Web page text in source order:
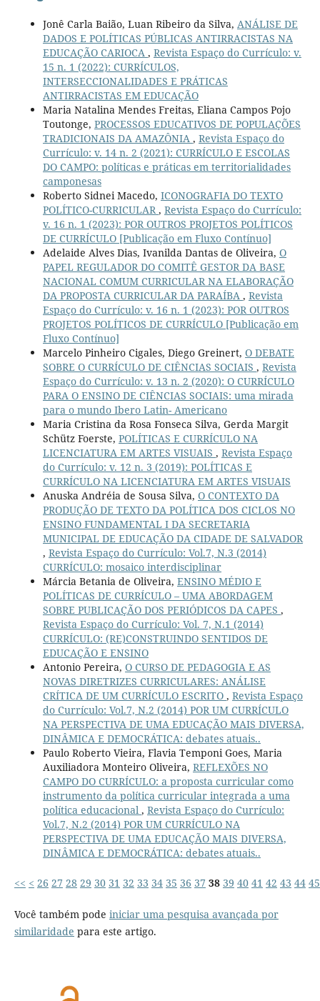
Jonê Carla Baião, Luan Ribeiro da Silva, ANÁLISE DE
DADOS E POLÍTICAS PÚBLICAS ANTIRRACISTAS NA
EDUCAÇÃO CARIOCA , Revista Espaço do Currículo: v.
15 n. 1 (2022): CURRÍCULOS,
INTERSECCIONALIDADES E PRÁTICAS
ANTIRRACISTAS EM EDUCAÇÃO
Maria Natalina Mendes Freitas, Eliana Campos Pojo
Toutonge, PROCESSOS EDUCATIVOS DE POPULAÇÕES
TRADICIONAIS DA AMAZÔNIA , Revista Espaço do
Currículo: v. 14 n. 2 (2021): CURRÍCULO E ESCOLAS
DO CAMPO: políticas e práticas em territorialidades
camponesas
Roberto Sidnei Macedo, ICONOGRAFIA DO TEXTO
POLÍTICO-CURRICULAR , Revista Espaço do Currículo:
v. 16 n. 1 (2023): POR OUTROS PROJETOS POLÍTICOS
DE CURRÍCULO [Publicação em Fluxo Contínuo]
Adelaide Alves Dias, Ivanilda Dantas de Oliveira, O
PAPEL REGULADOR DO COMITÊ GESTOR DA BASE
NACIONAL COMUM CURRICULAR NA ELABORAÇÃO
DA PROPOSTA CURRICULAR DA PARAÍBA , Revista
Espaço do Currículo: v. 16 n. 1 (2023): POR OUTROS
PROJETOS POLÍTICOS DE CURRÍCULO [Publicação em
Fluxo Contínuo]
Marcelo Pinheiro Cigales, Diego Greinert, O DEBATE
SOBRE O CURRÍCULO DE CIÊNCIAS SOCIAIS , Revista
Espaço do Currículo: v. 13 n. 2 (2020): O CURRÍCULO
PARA O ENSINO DE CIÊNCIAS SOCIAIS: uma mirada
para o mundo Ibero Latin- Americano
Maria Cristina da Rosa Fonseca Silva, Gerda Margit
Schütz Foerste, POLÍTICAS E CURRÍCULO NA
LICENCIATURA EM ARTES VISUAIS , Revista Espaço
do Currículo: v. 12 n. 3 (2019): POLÍTICAS E
CURRÍCULO NA LICENCIATURA EM ARTES VISUAIS
Anuska Andréia de Sousa Silva, O CONTEXTO DA
PRODUÇÃO DE TEXTO DA POLÍTICA DOS CICLOS NO
ENSINO FUNDAMENTAL I DA SECRETARIA
MUNICIPAL DE EDUCAÇÃO DA CIDADE DE SALVADOR
, Revista Espaço do Currículo: Vol.7, N.3 (2014)
CURRÍCULO: mosaico interdisciplinar
Márcia Betania de Oliveira, ENSINO MÉDIO E
POLÍTICAS DE CURRÍCULO – UMA ABORDAGEM
SOBRE PUBLICAÇÃO DOS PERIÓDICOS DA CAPES ,
Revista Espaço do Currículo: Vol. 7, N.1 (2014)
CURRÍCULO: (RE)CONSTRUINDO SENTIDOS DE
EDUCAÇÃO E ENSINO
Antonio Pereira, O CURSO DE PEDAGOGIA E AS
NOVAS DIRETRIZES CURRICULARES: ANÁLISE
CRÍTICA DE UM CURRÍCULO ESCRITO , Revista Espaço
do Currículo: Vol.7, N.2 (2014) POR UM CURRÍCULO
NA PERSPECTIVA DE UMA EDUCAÇÃO MAIS DIVERSA,
DINÂMICA E DEMOCRÁTICA: debates atuais..
Paulo Roberto Vieira, Flavia Temponi Goes, Maria
Auxiliadora Monteiro Oliveira, REFLEXÕES NO
CAMPO DO CURRÍCULO: a proposta curricular como
instrumento da política curricular integrada a uma
política educacional , Revista Espaço do Currículo:
Vol.7, N.2 (2014) POR UM CURRÍCULO NA
PERSPECTIVA DE UMA EDUCAÇÃO MAIS DIVERSA,
DINÂMICA E DEMOCRÁTICA: debates atuais..
<< < 26 27 28 29 30 31 32 33 34 35 36 37 38 39 40 41 42 43 44 45
Você também pode iniciar uma pesquisa avançada por
similaridade para este artigo.